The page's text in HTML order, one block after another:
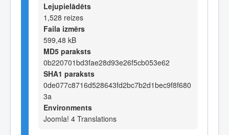
Lejupielādēts
1,528 reizes
Faila izmērs
599,48 kB
MD5 paraksts
0b220701bd3fae28d93e26f5cb053e62
SHA1 paraksts
0de077c8716d528643fd2bc7b2d1bec9f8f680
3a
Environments
Joomla! 4 Translations